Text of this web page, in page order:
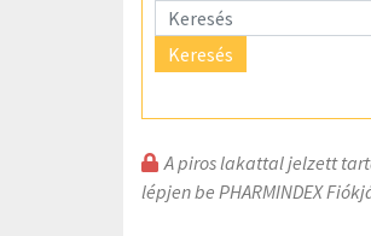
Keresés
A piros lakattal jelzett
lépjen be PHARMINDEX